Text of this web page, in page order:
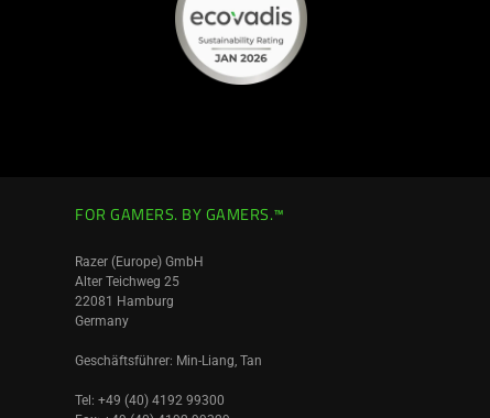
FOR GAMERS. BY GAMERS.™
Razer (Europe) GmbH
Alter Teichweg 25
22081 Hamburg
Germany
Geschäftsführer: Min-Liang, Tan
Tel: +49 (40) 4192 99300